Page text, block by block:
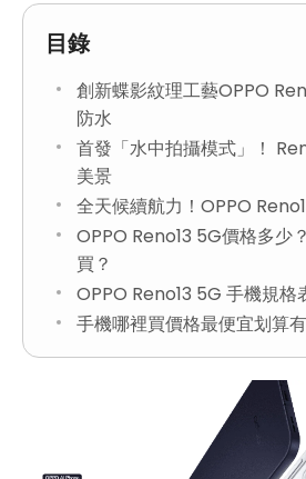
目錄
創新蝶影紋理工藝OPPO
防水
首發「水中拍攝模式」！
美景
全天候續航力！OPPO
OPPO Reno13 5G價格多少
買？
OPPO Reno13 5G 手機規格
手機哪裡買價格最便宜划算